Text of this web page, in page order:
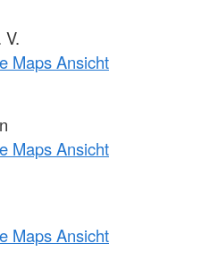
Maps Ansicht
Maps Ansicht
Maps Ansicht